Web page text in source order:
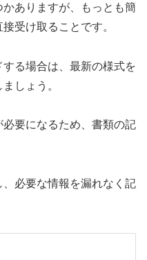
ありますが、もっとも簡
受け取ることです。
る場合は、最新の様式を
しょう。
要になるため、書類の記
必要な情報を漏れなく記